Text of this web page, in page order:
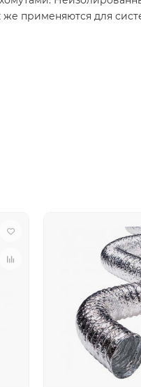
применяются для